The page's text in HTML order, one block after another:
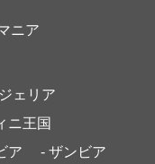
ニア
ェリア
ニ王国
ア
- ザンビア